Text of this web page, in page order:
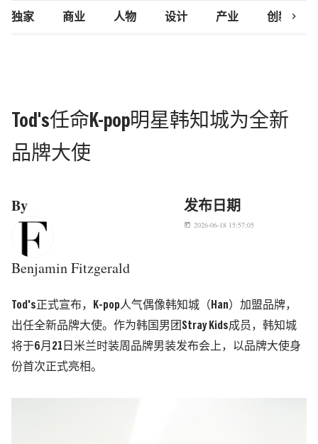
独家 商业 人物 设计 产业 创新研究
chevron_right
Tod's任命K-pop明星韩知城为全新
品牌大使
By
Benjamin Fitzgerald
发布日期
today 2026-06-18 15:57:05
Tod's正式宣布，K-pop人气偶像韩知城（Han）加盟品牌，
出任全新品牌大使。 作为韩国男团Stray Kids成员，韩知城
将于6月21日米兰时装周品牌男装发布会上，以品牌大使身
份首次正式亮相。